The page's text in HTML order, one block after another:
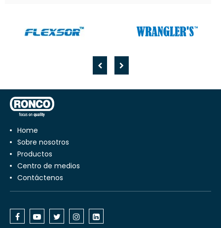
Home
Sobre nosotros
Productos
Centro de medios
Contáctenos